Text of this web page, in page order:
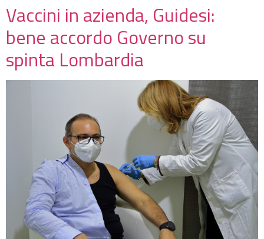
Vaccini in azienda, Guidesi:
bene accordo Governo su
spinta Lombardia